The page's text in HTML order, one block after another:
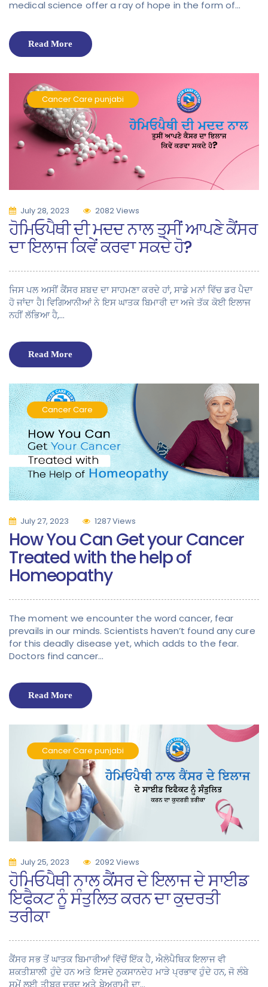
medical science offer a ray of hope in the form of…
Read More
Cancer Care punjabi
July 28, 2023 2082 Views
ਹੋਮਿਓਪੈਥੀ ਦੀ ਮਦਦ ਨਾਲ ਤੁਸੀਂ ਆਪਣੇ ਕੈਂਸਰ
ਦਾ ਇਲਾਜ ਕਿਵੇਂ ਕਰਵਾ ਸਕਦੇ ਹੋ?
ਜਿਸ ਪਲ ਅਸੀਂ ਕੈਂਸਰ ਸ਼ਬਦ ਦਾ ਸਾਹਮਣਾ ਕਰਦੇ ਹਾਂ, ਸਾਡੇ ਮਨਾਂ ਵਿੱਚ ਡਰ ਪੈਦਾ
ਹੋ ਜਾਂਦਾ ਹੈ। ਵਿਗਿਆਨੀਆਂ ਨੇ ਇਸ ਘਾਤਕ ਬਿਮਾਰੀ ਦਾ ਅਜੇ ਤੱਕ ਕੋਈ ਇਲਾਜ
ਨਹੀਂ ਲੱਭਿਆ ਹੈ,…
Read More
Cancer Care
July 27, 2023 1287 Views
How You Can Get your Cancer
Treated with the help of
Homeopathy
The moment we encounter the word cancer, fear
prevails in our minds. Scientists haven’t found any cure
for this deadly disease yet, which adds to the fear.
Doctors find cancer…
Read More
Cancer Care punjabi
July 25, 2023 2092 Views
ਹੋਮਿਓਪੈਥੀ ਨਾਲ ਕੈਂਸਰ ਦੇ ਇਲਾਜ ਦੇ ਸਾਈਡ
ਇਫੈਕਟ ਨੂੰ ਸੰਤੁਲਿਤ ਕਰਨ ਦਾ ਕੁਦਰਤੀ
ਤਰੀਕਾ
ਕੈਂਸਰ ਸਭ ਤੋਂ ਘਾਤਕ ਬਿਮਾਰੀਆਂ ਵਿੱਚੋਂ ਇੱਕ ਹੈ, ਐਲੋਪੈਥਿਕ ਇਲਾਜ ਵੀ
ਸ਼ਕਤੀਸ਼ਾਲੀ ਹੁੰਦੇ ਹਨ ਅਤੇ ਇਸਦੇ ਨੁਕਸਾਨਦੇਹ ਮਾੜੇ ਪ੍ਰਭਾਵ ਹੁੰਦੇ ਹਨ, ਜੋ ਲੰਬੇ
ਸਮੇਂ ਲਈ ਤੀਬਰ ਦਰਦ ਅਤੇ ਬੇਅਰਾਮੀ ਦਾ…